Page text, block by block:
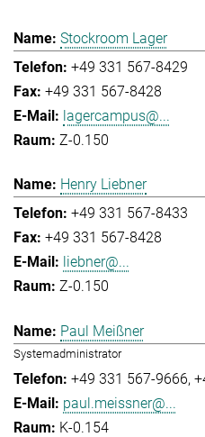
Stockroom Lager
+49 331 567-8429
+49 331 567-8428
lagercampus@...
Z-0.150
Henry Liebner
+49 331 567-8433
+49 331 567-8428
liebner@...
Z-0.150
Paul Meißner
Systemadministrator
+49 331 567-9666
paul.meissner@...
K-0.154